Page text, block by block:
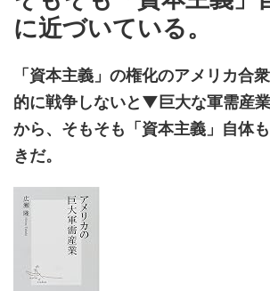
に近づいている。
「資本主義」の権化のアメリカ合
的に戦争しないと▼巨大な軍需産
から、そもそも「資本主義」自体
きだ。